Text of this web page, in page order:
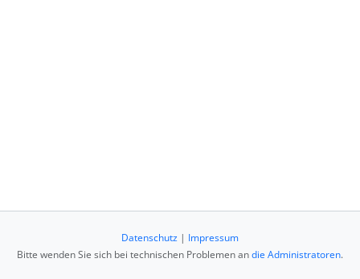
Datenschutz | Impressum
Bitte wenden Sie sich bei technischen Problemen andie Administratoren.